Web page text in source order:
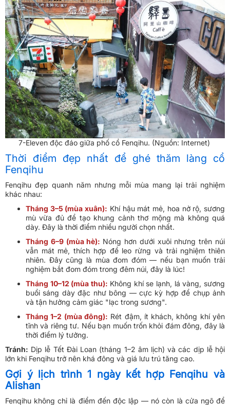
7-Eleven độc đáo giữa phố cổ Fenqihu. (Nguồn: Internet)
Thời điểm đẹp nhất để ghé thăm làng cổ
Fenqihu
Fenqihu đẹp quanh năm nhưng mỗi mùa mang lại trải nghiệm
khác nhau:
Tháng 3–5 (mùa xuân): Khí hậu mát mẻ, hoa nở rộ, sương
mù vừa đủ để tạo khung cảnh thơ mộng mà không quá
dày. Đây là thời điểm nhiều người chọn nhất.
Tháng 6–9 (mùa hè): Nóng hơn dưới xuôi nhưng trên núi
vẫn mát mẻ, thích hợp để leo rừng và trải nghiệm thiên
nhiên. Đây cũng là mùa đom đóm — nếu bạn muốn trải
nghiệm bắt đom đóm trong đêm núi, đây là lúc!
Tháng 10–12 (mùa thu): Không khí se lạnh, lá vàng, sương
buổi sáng dày đặc như bông — cực kỳ hợp để chụp ảnh
và tận hưởng cảm giác "lạc trong sương".
Tháng 1–2 (mùa đông): Rét đậm, ít khách, không khí yên
tĩnh và riêng tư. Nếu bạn muốn trốn khỏi đám đông, đây là
thời điểm lý tưởng.
Tránh: Dịp lễ Tết Đài Loan (tháng 1–2 âm lịch) và các dịp lễ hội
lớn khi Fenqihu trở nên khá đông và giá lưu trú tăng cao.
Gợi ý lịch trình 1 ngày kết hợp Fenqihu và
Alishan
Fenqihu không chỉ là điểm đến độc lập — nó còn là cửa ngõ để